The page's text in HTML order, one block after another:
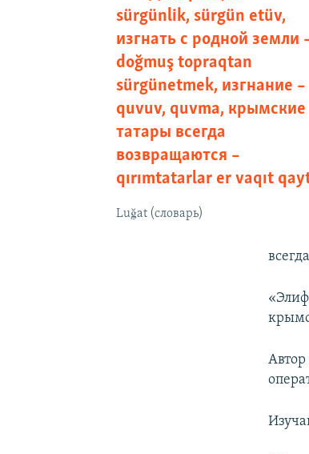
sürgünlik, sürgün etüv,
изгнать с родной земли
doğmuş topraqtan
sürgünetmek, изгнание –
quvuv, quvma, крымские
татары всегда
возвращаются –
qırımtatarlar er vaqıt
Luğat (словарь)